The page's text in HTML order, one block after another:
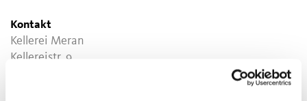
Kontakt
Kellerei Meran
Kellereistr. 9